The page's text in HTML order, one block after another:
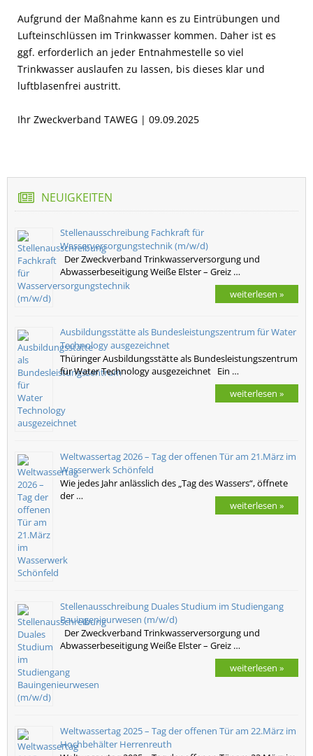
Aufgrund der Maßnahme kann es zu Eintrübungen und
Lufteinschlüssen im Trinkwasser kommen. Daher ist es
ggf. erforderlich an jeder Entnahmestelle so viel
Trinkwasser auslaufen zu lassen, bis dieses klar und
luftblasenfrei austritt.
Ihr Zweckverband TAWEG | 09.09.2025
NEUIGKEITEN
Stellenausschreibung Fachkraft für
Wasserversorgungstechnik (m/w/d)
Der Zweckverband Trinkwasserversorgung und
Abwasserbeseitigung Weiße Elster – Greiz …
weiterlesen »
Ausbildungsstätte als Bundesleistungszentrum für Water
Technology ausgezeichnet
Thüringer Ausbildungsstätte als Bundesleistungszentrum
für Water Technology ausgezeichnet Ein …
weiterlesen »
Weltwassertag 2026 – Tag der offenen Tür am 21.März im
Wasserwerk Schönfeld
Wie jedes Jahr anlässlich des „Tag des Wassers“, öffnete
der …
weiterlesen »
Stellenausschreibung Duales Studium im Studiengang
Bauingenieurwesen (m/w/d)
Der Zweckverband Trinkwasserversorgung und
Abwasserbeseitigung Weiße Elster – Greiz …
weiterlesen »
Weltwassertag 2025 – Tag der offenen Tür am 22.März im
Hochbehälter Herrenreuth